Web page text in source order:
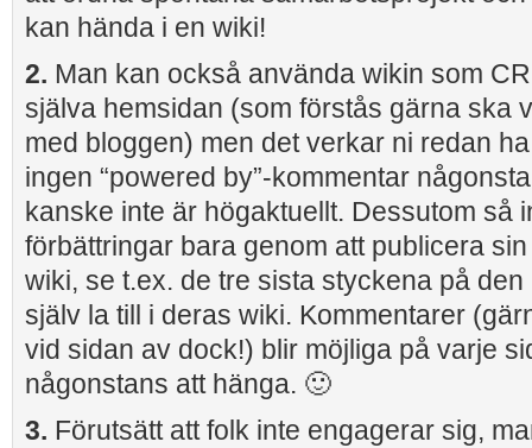
kan hända i en wiki!
2. Man kan också använda wikin som
själva hemsidan (som förstås gärna ska
med bloggen) men det verkar ni redan
ingen “powered by”-kommentar
kanske inte är högaktuellt. Dessutom så
förbättringar bara genom att publicera
wiki, se t.ex. de tre sista styckena på
själv la till i deras wiki. Kommentarer
vid sidan av dock!) blir möjliga på varje
någonstans att hänga. 🙂
3. Förutsätt att folk inte engagerar sig,